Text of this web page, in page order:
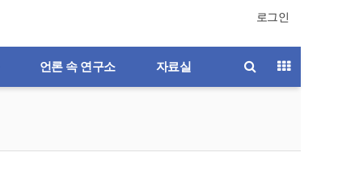
로그인
언론 속 연구소 자료실